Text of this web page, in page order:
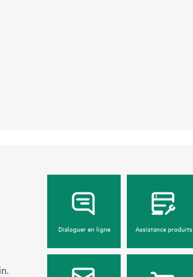
Dialoguer en ligne Assistance produits